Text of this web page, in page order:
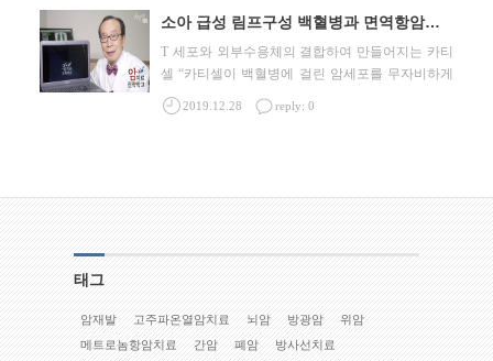
소아 급성 림프구성 백혈병과 면역항암제 카티셀 1 – 카티셀의 개념과 기전
T 세포와 외부수용체의 결합하여 만들어지는 카티
셀 “카티셀이 백혈병에 걸린 암세포를 무자비하게
공격해서 한 번의 치료로 몸에 있는 암세포를
2019.12.28 reply: 0
태그
암재발 고주파온열암치료 뇌암 방광암
위암
메트로놈항암치료
간암 폐암
방사선치료